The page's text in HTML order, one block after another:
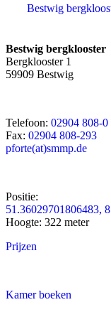
Bestwig
Bestwig bergklooster
Bergklooster 1
59909 Bestwig
Telefoon: 02904 808-0
Fax: 02904 808-293
pforte(at)smmp.de
Positie:
51.36029701806483,
Hoogte: 322 meter
Prijzen
Kamer boeken